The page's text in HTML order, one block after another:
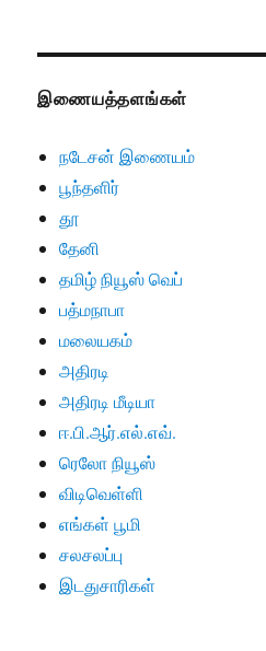
இணையத்தளங்கள்
நடேசன் இணையம்
பூந்தளிர்
தூ
தேனி
தமிழ் நியூஸ் வெப்
பத்மநாபா
மலையகம்
அதிரடி
அதிரடி மீடியா
ஈ.பி.ஆர்.எல்.எவ்.
ரெலோ நியூஸ்
விடிவெள்ளி
எங்கள் பூமி
சலசலப்பு
இடதுசாரிகள்